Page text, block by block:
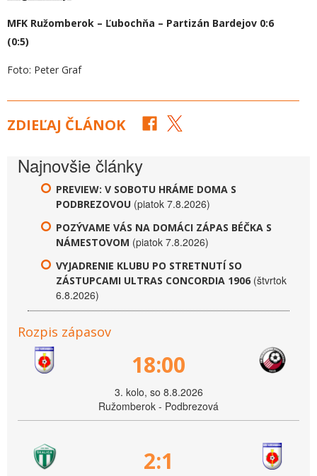
MFK Ružomberok – Ľubochňa – Partizán Bardejov 0:6
(0:5)
Foto: Peter Graf
ZDIEĽAJ ČLÁNOK
Najnovšie články
PREVIEW: V SOBOTU HRÁME DOMA S
PODBREZOVOU (piatok 7.8.2026)
POZÝVAME VÁS NA DOMÁCI ZÁPAS BÉČKA S
NÁMESTOVOM (piatok 7.8.2026)
VYJADRENIE KLUBU PO STRETNUTÍ SO
ZÁSTUPCAMI ULTRAS CONCORDIA 1906 (štvrtok
6.8.2026)
Rozpis zápasov
18:00
3. kolo, so 8.8.2026
Ružomberok - Podbrezová
2:1